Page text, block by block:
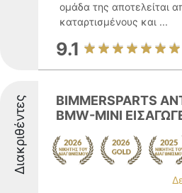
ομάδα της αποτελείται
καταρτισμένους και ...
9.1
Διακριθέντες
BIMMERSPARTS
BMW-MINI